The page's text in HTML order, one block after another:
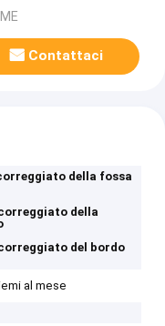
Contattaci
della fossa
della
del bordo
al mese